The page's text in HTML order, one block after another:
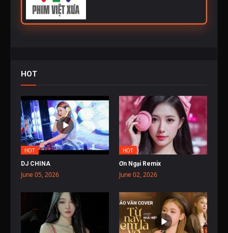
HOT
HOT
DJ CHINA
June 05, 2026
HOT
Ơn Ngại Remix
June 02, 2026